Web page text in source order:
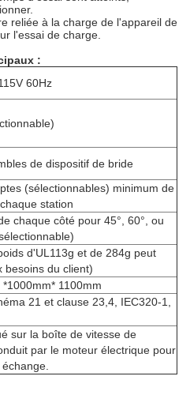
reliée à la charge de l'appareil de
l'essai de charge.
:
60Hz
de dispositif de bride
(sélectionnables) minimum de
station
chaque côté pour 45°, 60°, ou
d'UL113g et de 284g peut
besoins du client)
1100mm
21 et clause 23,4, IEC320-1,
sur la boîte de vitesse de
par le moteur électrique pour